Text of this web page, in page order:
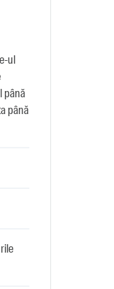
ul
până
până